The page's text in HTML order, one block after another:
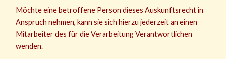
Möchte eine betroffene Person dieses Auskunftsrecht in
Anspruch nehmen, kann sie sich hierzu jederzeit an einen
Mitarbeiter des für die Verarbeitung Verantwortlichen
wenden.